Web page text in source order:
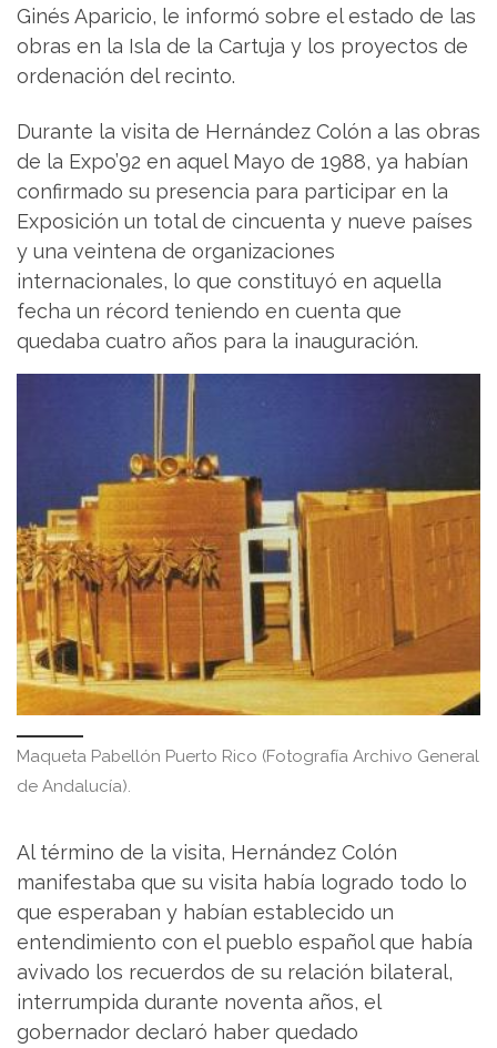
Ginés Aparicio, le informó sobre el estado de las
obras en la Isla de la Cartuja y los proyectos de
ordenación del recinto.
Durante la visita de Hernández Colón a las obras
de la Expo’92 en aquel Mayo de 1988, ya habían
confirmado su presencia para participar en la
Exposición un total de cincuenta y nueve países
y una veintena de organizaciones
internacionales, lo que constituyó en aquella
fecha un récord teniendo en cuenta que
quedaba cuatro años para la inauguración.
Maqueta Pabellón Puerto Rico (Fotografía Archivo General
de Andalucía).
Al término de la visita, Hernández Colón
manifestaba que su visita había logrado todo lo
que esperaban y habían establecido un
entendimiento con el pueblo español que había
avivado los recuerdos de su relación bilateral,
interrumpida durante noventa años, el
gobernador declaró haber quedado